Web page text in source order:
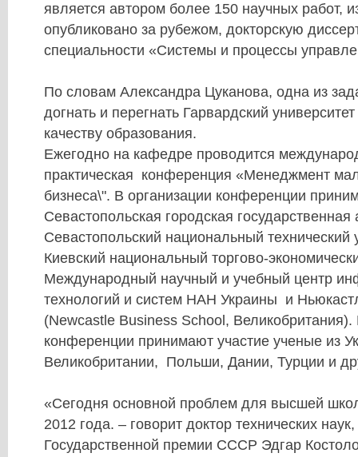
является автором более 150 научных работ,
опубликовано за рубежом, докторскую
специальности «Системы и процессы
По словам Александра Цуканова, одна из
догнать и перегнать Гарвардский
качеству образования.
Ежегодно на кафедре проводится
практическая конференция «Менеджмент
бизнеса\". В организации конференции
Севастопольская городская
Севастопольский национальный технический
Киевский национальный торгово-
Международный научный и учебный центр
технологий и систем НАН Украины и
(Newcastle Business School, Великобритания).
конференции принимают участие ученые из
Великобритании, Польши, Дании, Турции и
«Сегодня основной проблем для высшей
2012 года. – говорит доктор технических
Государственной премии СССР Эдгар